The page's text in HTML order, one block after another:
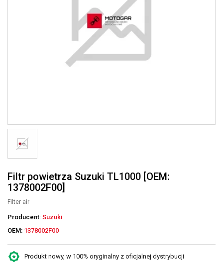
Filtr powietrza Suzuki TL1000 [OEM:
1378002F00]
Filter air
Producent: Suzuki
OEM: 1378002F00
Produkt nowy, w 100% oryginalny z oficjalnej dystrybucji